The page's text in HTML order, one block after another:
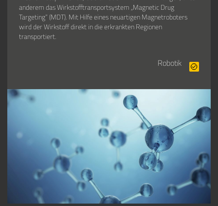
anderem das Wirkstofftransportsystem „Magnetic Drug
Targeting“ (MDT). Mit Hilfe eines neuartigen Magnetroboters
wird der Wirkstoff direkt in die erkrankten Regionen
transportiert.
Robotik